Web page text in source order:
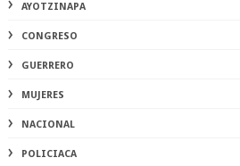
AYOTZINAPA
CONGRESO
GUERRERO
MUJERES
NACIONAL
POLICIACA